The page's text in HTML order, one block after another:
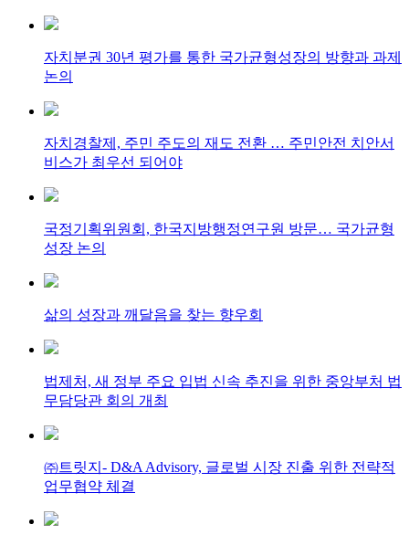
자치분권 30년 평가를 통한 국가균형성장의 방향과 과제
논의
자치경찰제, 주민 주도의 재도 전환 … 주민안전 치안서
비스가 최우선 되어야
국정기획위원회, 한국지방행정연구원 방문… 국가균형
성장 논의
삶의 성장과 깨달음을 찾는 향우회
법제처, 새 정부 주요 입법 신속 추진을 위한 중앙부처 법
무담당관 회의 개최
㈜트릿지- D&A Advisory, 글로벌 시장 진출 위한 전략적
업무협약 체결